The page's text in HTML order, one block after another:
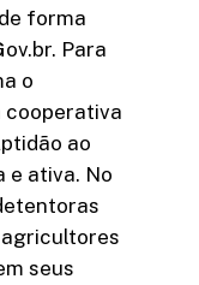
forma
Para
o
cooperativa
ao
e ativa. No
agricultores
seus